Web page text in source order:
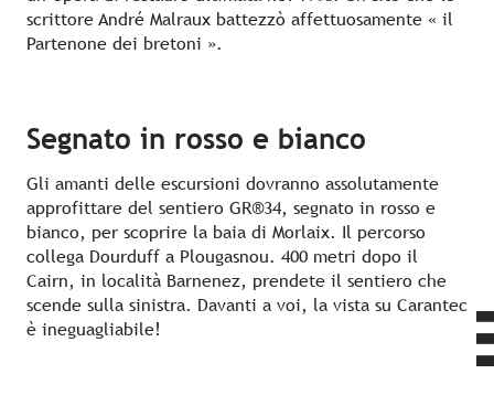
scrittore André Malraux battezzò affettuosamente « il
Partenone dei bretoni ».
Segnato in rosso e bianco
Gli amanti delle escursioni dovranno assolutamente
approfittare del sentiero GR®34, segnato in rosso e
bianco, per scoprire la baia di Morlaix. Il percorso
collega Dourduff a Plougasnou. 400 metri dopo il
Cairn, in località Barnenez, prendete il sentiero che
scende sulla sinistra. Davanti a voi, la vista su Carantec
è ineguagliabile!